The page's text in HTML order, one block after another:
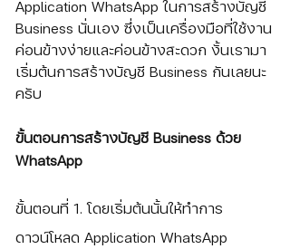
Application WhatsApp ในการสร้างบัญชี
Business นั่นเอง ซึ่งเป็นเครื่องมือที่ใช้งาน
ค่อนข้างง่ายและค่อนข้างสะดวก งั้นเรามา
เริ่มต้นการสร้างบัญชี Business กันเลยนะ
ครับ
ขั้นตอนการสร้างบัญชี Business ด้วย
WhatsApp
ขั้นตอนที่ 1. โดยเริ่มต้นนั้นให้ทำการ
ดาวน์โหลด Application WhatsApp